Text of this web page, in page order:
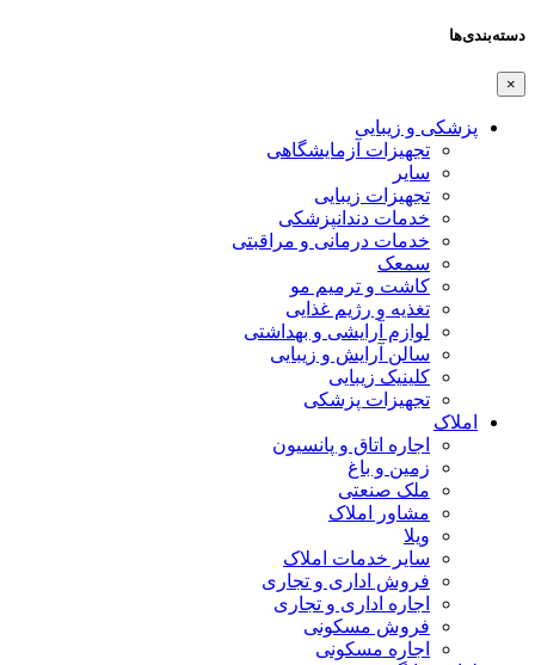
دسته‌بندی‌ها
×
پزشکی و زیبایی
تجهیزات آزمایشگاهی
سایر
تجهیزات زیبایی
خدمات دندانپزشکی
خدمات درمانی و مراقبتی
سمعک
کاشت و ترمیم مو
تغذیه و رژیم غذایی
لوازم آرایشی و بهداشتی
سالن آرایش و زیبایی
کلینیک زیبایی
تجهیزات پزشکی
املاک
اجاره اتاق و پانسیون
زمین و باغ
ملک صنعتی
مشاور املاک
ویلا
سایر خدمات املاک
فروش اداری و تجاری
اجاره اداری و تجاری
فروش مسکونی
اجاره مسکونی